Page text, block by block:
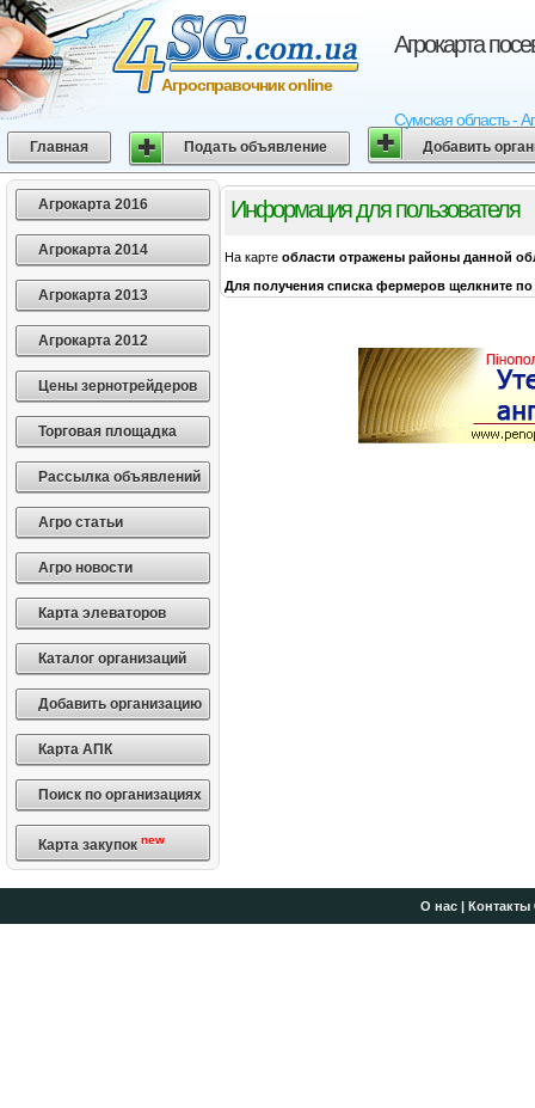
Агрокарта
Сумская область -
Агросправочник online
Главная Подать объявление Добавить
Агрокарта 2016
Агрокарта 2014
Агрокарта 2013
Агрокарта 2012
Цены зернотрейдеров
Торговая площадка
Рассылка объявлений
Агро статьи
Агро новости
Карта элеваторов
Каталог организаций
Добавить организацию
Карта АПК
Поиск по организациях
Карта закупок new
Информация для пользователя
На карте области отражены районы данной
Для получения списка фермеров щелкните по
О нас| Контакты